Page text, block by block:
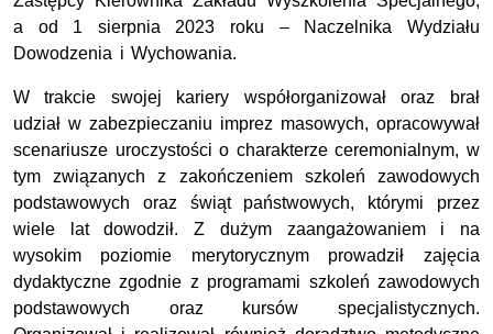
a od 1 sierpnia 2023 roku – Naczelnika Wydziału
Dowodzenia i Wychowania.
W trakcie swojej kariery współorganizował oraz brał
udział w zabezpieczaniu imprez masowych, opracowywał
scenariusze uroczystości o charakterze ceremonialnym, w
tym związanych z zakończeniem szkoleń zawodowych
podstawowych oraz świąt państwowych, którymi przez
wiele lat dowodził. Z dużym zaangażowaniem i na
wysokim poziomie merytorycznym prowadził zajęcia
dydaktyczne zgodnie z programami szkoleń zawodowych
podstawowych oraz kursów specjalistycznych.